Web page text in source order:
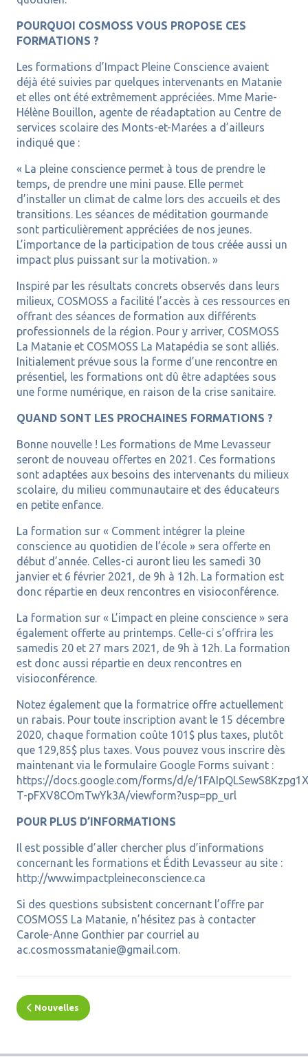
POURQUOI COSMOSS VOUS PROPOSE CES
FORMATIONS ?
Les formations d’Impact Pleine Conscience avaient
déjà été suivies par quelques intervenants en Matanie
et elles ont été extrêmement appréciées. Mme Marie-
Hélène Bouillon, agente de réadaptation au Centre de
services scolaire des Monts-et-Marées a d’ailleurs
indiqué que :
« La pleine conscience permet à tous de prendre le
temps, de prendre une mini pause. Elle permet
d’installer un climat de calme lors des accueils et des
transitions. Les séances de méditation gourmande
sont particulièrement appréciées de nos jeunes.
L’importance de la participation de tous créée aussi un
impact plus puissant sur la motivation. »
Inspiré par les résultats concrets observés dans leurs
milieux, COSMOSS a facilité l’accès à ces ressources en
offrant des séances de formation aux différents
professionnels de la région. Pour y arriver, COSMOSS
La Matanie et COSMOSS La Matapédia se sont alliés.
Initialement prévue sous la forme d’une rencontre en
présentiel, les formations ont dû être adaptées sous
une forme numérique, en raison de la crise sanitaire.
QUAND SONT LES PROCHAINES FORMATIONS ?
Bonne nouvelle ! Les formations de Mme Levasseur
seront de nouveau offertes en 2021. Ces formations
sont adaptées aux besoins des intervenants du milieux
scolaire, du milieu communautaire et des éducateurs
en petite enfance.
La formation sur « Comment intégrer la pleine
conscience au quotidien de l’école » sera offerte en
début d’année. Celles-ci auront lieu les samedi 30
janvier et 6 février 2021, de 9h à 12h. La formation est
donc répartie en deux rencontres en visioconférence.
La formation sur « L’impact en pleine conscience » sera
également offerte au printemps. Celle-ci s’offrira les
samedis 20 et 27 mars 2021, de 9h à 12h. La formation
est donc aussi répartie en deux rencontres en
visioconférence.
Notez également que la formatrice offre actuellement
un rabais. Pour toute inscription avant le 15 décembre
2020, chaque formation coûte 101$ plus taxes, plutôt
que 129,85$ plus taxes. Vous pouvez vous inscrire dès
maintenant via le formulaire Google Forms suivant :
https://docs.google.com/forms/d/e/
T-pFXV8COmTwYk3A/viewform?usp=pp_url
POUR PLUS D’INFORMATIONS
Il est possible d’aller chercher plus d’informations
concernant les formations et Édith Levasseur au site :
http://www.impactpleineconscience.ca
Si des questions subsistent concernant l’offre par
COSMOSS La Matanie, n’hésitez pas à contacter
Carole-Anne Gonthier par courriel au
ac.cosmossmatanie@gmail.com.
Nouvelles